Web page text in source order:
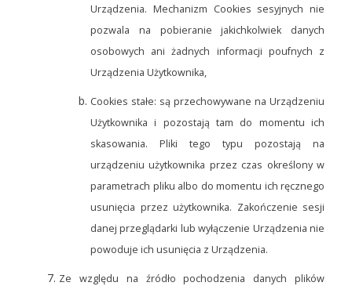
Urządzenia. Mechanizm Cookies sesyjnych nie
pozwala na pobieranie jakichkolwiek danych
osobowych ani żadnych informacji poufnych z
Urządzenia Użytkownika,
Cookies stałe: są przechowywane na Urządzeniu
Użytkownika i pozostają tam do momentu ich
skasowania. Pliki tego typu pozostają na
urządzeniu użytkownika przez czas określony w
parametrach pliku albo do momentu ich ręcznego
usunięcia przez użytkownika. Zakończenie sesji
danej przeglądarki lub wyłączenie Urządzenia nie
powoduje ich usunięcia z Urządzenia.
Ze względu na źródło pochodzenia danych plików